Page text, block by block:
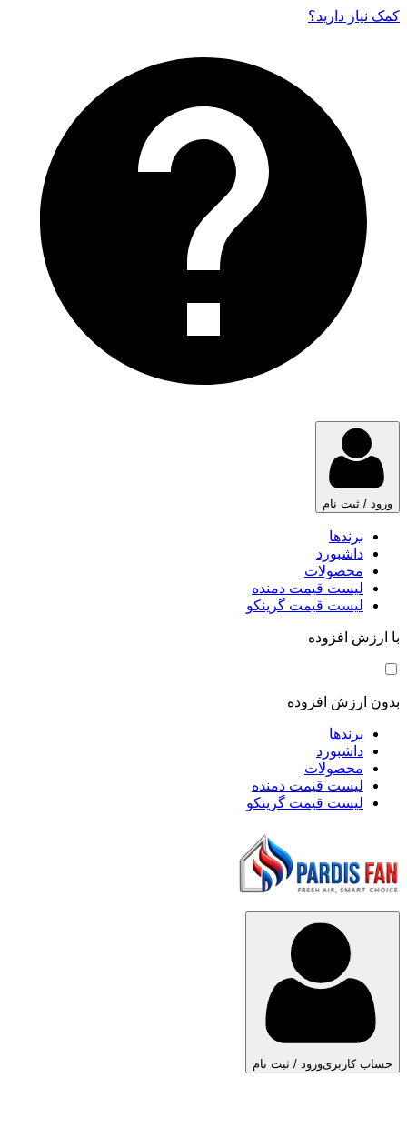
کمک نیاز دارید‌؟
ورود / ثبت نام
برندها
داشبورد
محصولات
لیست قیمت دمنده
لیست قیمت گرینکو
با ارزش افزوده
بدون ارزش افزوده
برندها
داشبورد
محصولات
لیست قیمت دمنده
لیست قیمت گرینکو
حساب کاربریورود / ثبت نام